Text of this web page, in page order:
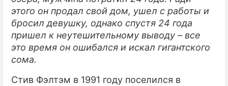
СОННИК
СТИЛЬ ЖИЗНИ
этого он продал свой дом, ушел с работы и
бросил девушку, однако спустя 24 года
пришел к неутешительному выводу – все
это время он ошибался и искал гигантского
сома.
Стив Фэлтэм в 1991 году поселился в